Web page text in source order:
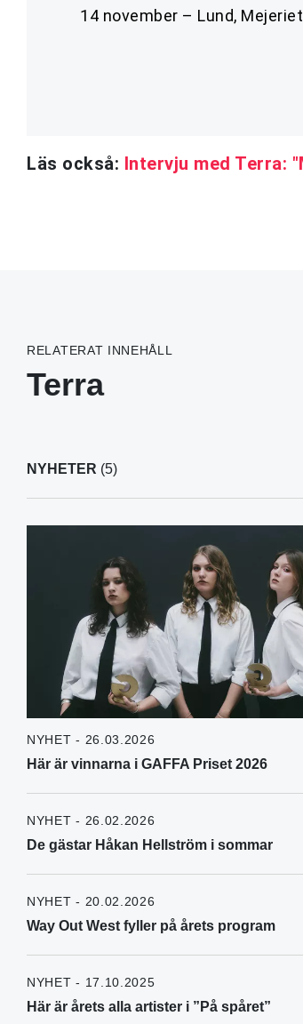
14 november – Lund, Mejeriet
Läs också: Intervju med Terra:
RELATERAT INNEHÅLL
Terra
NYHETER (5)
NYHET - 26.03.2026
Här är vinnarna i GAFFA Priset 2026
NYHET - 26.02.2026
De gästar Håkan Hellström i sommar
NYHET - 20.02.2026
Way Out West fyller på årets program
NYHET - 17.10.2025
Här är årets alla artister i ”På spåret”